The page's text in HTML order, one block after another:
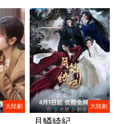
大陸劇 大陸劇
月鱗綺紀